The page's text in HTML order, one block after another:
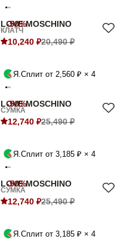
-50%
LOVE MOSCHINO
КЛАТЧ
10,240 ₽20,490 ₽
Я.Сплит от 2,560 ₽ × 4
-50%
LOVE MOSCHINO
СУМКА
12,740 ₽25,490 ₽
Я.Сплит от 3,185 ₽ × 4
-50%
LOVE MOSCHINO
СУМКА
12,740 ₽25,490 ₽
Я.Сплит от 3,185 ₽ × 4